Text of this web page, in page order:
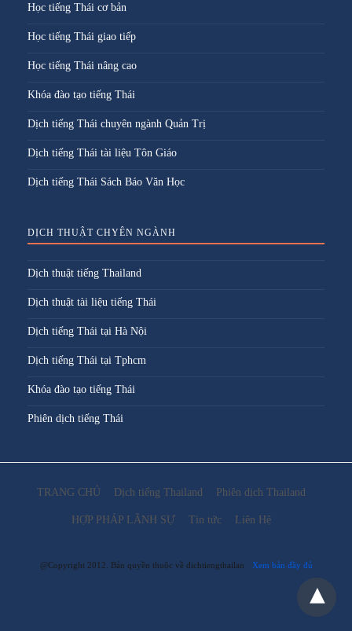
Học tiếng Thái cơ bản
Học tiếng Thái giao tiếp
Học tiếng Thái nâng cao
Khóa đào tạo tiếng Thái
Dịch tiếng Thái chuyên ngành Quản Trị
Dịch tiếng Thái tài liệu Tôn Giáo
Dịch tiếng Thái Sách Báo Văn Học
DỊCH THUẬT CHYÊN NGÀNH
Dịch thuật tiếng Thailand
Dịch thuật tài liệu tiếng Thái
Dịch tiếng Thái tại Hà Nội
Dịch tiếng Thái tại Tphcm
Khóa đào tạo tiếng Thái
Phiên dịch tiếng Thái
TRANG CHỦ Dịch tiếng Thailand Phiên dịch Thailand
HỢP PHÁP LÃNH SỰ Tin tức Liên Hệ
@Copyright 2012. Bản quyền thuộc về dichtiengthailan Xem bản đầy đủ